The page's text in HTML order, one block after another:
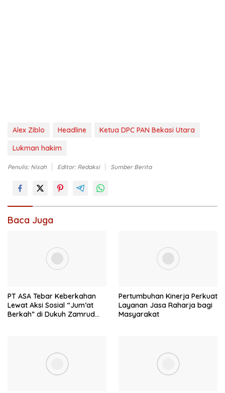
Alex Ziblo Headline
Ketua DPC PAN Bekasi Utara
Lukman hakim
Penulis: Nisah Editor: Redaksi Sumber Berita
Baca Juga
PT ASA Tebar Keberkahan
Lewat Aksi Sosial “Jum’at
Berkah” di Dukuh Zamrud
Pertumbuhan Kinerja Perkuat
Layanan Jasa Raharja bagi
Masyarakat